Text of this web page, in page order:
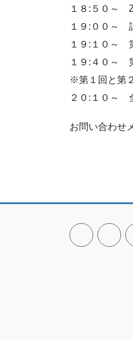
１８:５０～
１９:００～
１９:１０～
１９:４０～
※第１回と第
２０:１０～
お問い合わせ